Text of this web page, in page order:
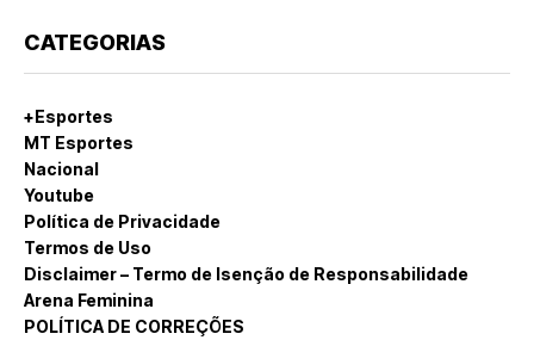
CATEGORIAS
+Esportes
MT Esportes
Nacional
Youtube
Política de Privacidade
Termos de Uso
Disclaimer – Termo de Isenção de Responsabilidade
Arena Feminina
POLÍTICA DE CORREÇÕES